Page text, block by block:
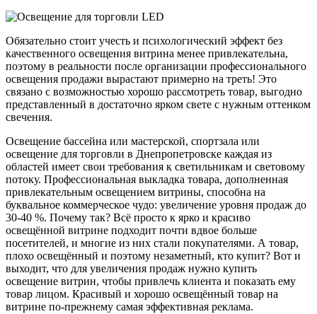
Обязательно стоит учесть и психологический эффект без
качественного освещения витрина менее привлекательна,
поэтому в реальности после организации профессионального
освещения продажи вырастают примерно на треть! Это
связано с возможностью хорошо рассмотреть товар, выгодно
представленный в достаточно ярком свете с нужным оттенком
свечения.
Освещение бассейна или мастерской, спортзала или
освещение для торговли в Днепропетровске каждая из
областей имеет свои требования к светильникам и световому
потоку. Профессиональная выкладка товара, дополненная
привлекательным освещением витрины, способна на
буквальное коммерческое чудо: увеличение уровня продаж до
30-40 %. Почему так? Всё просто к ярко и красиво
освещённой витрине подходит почти вдвое больше
посетителей, и многие из них стали покупателями. А товар,
плохо освещённый и поэтому незаметный, кто купит? Вот и
выходит, что для увеличения продаж нужно купить
освещение витрин, чтобы привлечь клиента и показать ему
товар лицом. Красивый и хорошо освещённый товар на
витрине по-прежнему самая эффективная реклама.